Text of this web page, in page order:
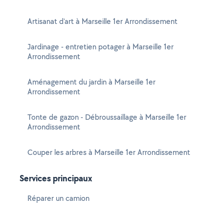
Artisanat d'art à Marseille 1er Arrondissement
Jardinage - entretien potager à Marseille 1er
Arrondissement
Aménagement du jardin à Marseille 1er
Arrondissement
Tonte de gazon - Débroussaillage à Marseille 1er
Arrondissement
Couper les arbres à Marseille 1er Arrondissement
Services principaux
Réparer un camion